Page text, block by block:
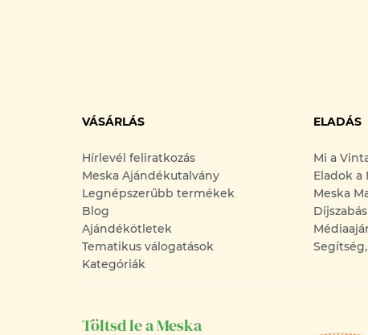
VÁSÁRLÁS
Hírlevél feliratkozás
Meska Ajándékutalvány
Legnépszerűbb termékek
Blog
Ajándékötletek
Tematikus válogatások
Kategóriák
ELADÁS
Mi a
Eladok a
Meska
Díjszabás
Töltsd le a Meska